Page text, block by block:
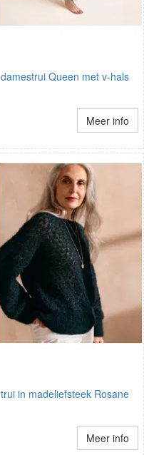
damestrui Queen met v-hals
Meer info
trui in madeliefsteek Rosane
Meer info